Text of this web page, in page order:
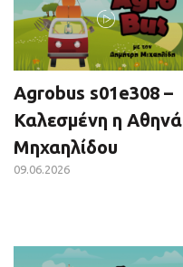
Agrobus s01e308 –
Καλεσμένη η Αθηνά
Μηχαηλίδου
09.06.2026